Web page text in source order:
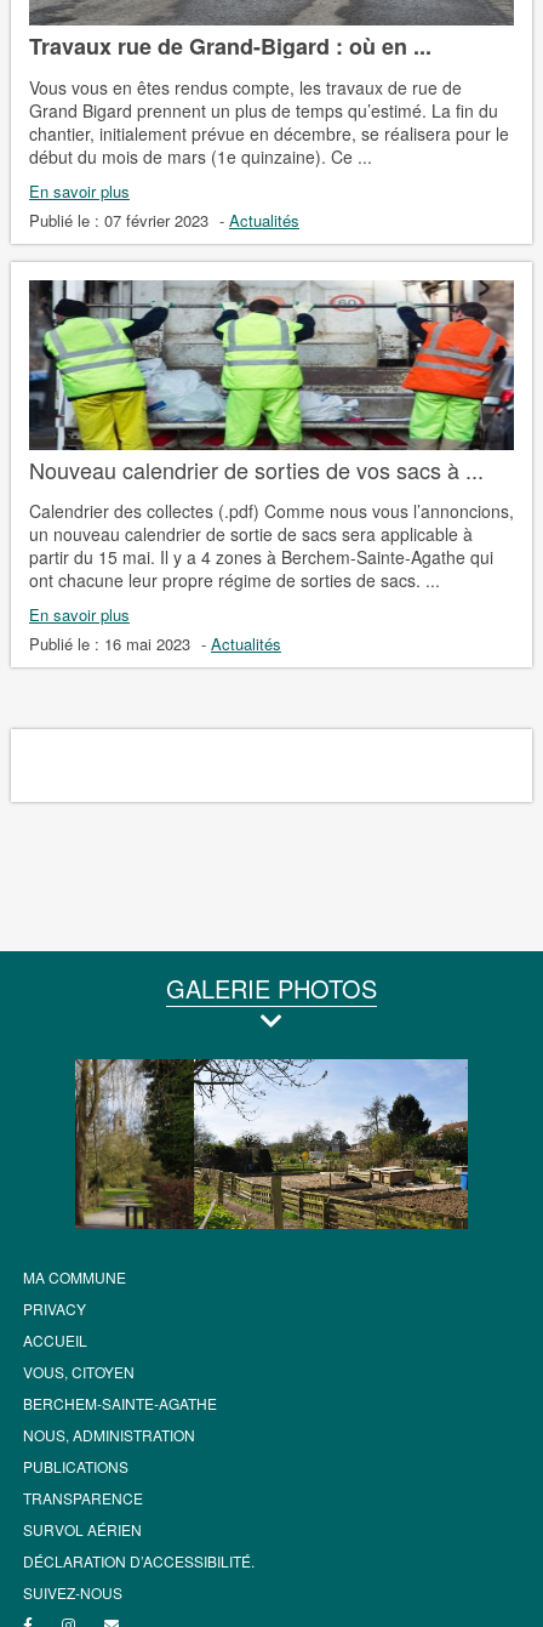
Travaux rue de Grand-Bigard : où en ...
Vous vous en êtes rendus compte, les travaux de rue de
Grand Bigard prennent un plus de temps qu’estimé. La fin du
chantier, initialement prévue en décembre, se réalisera pour le
début du mois de mars (1e quinzaine). Ce ...
En savoir plus
Publié le : 07 février 2023 - Actualités
Nouveau calendrier de sorties de vos sacs à ...
Calendrier des collectes (.pdf) Comme nous vous l’annoncions,
un nouveau calendrier de sortie de sacs sera applicable à
partir du 15 mai. Il y a 4 zones à Berchem-Sainte-Agathe qui
ont chacune leur propre régime de sorties de sacs. ...
En savoir plus
Publié le : 16 mai 2023 - Actualités
GALERIE PHOTOS
MA COMMUNE
PRIVACY
ACCUEIL
VOUS, CITOYEN
BERCHEM-SAINTE-AGATHE
NOUS, ADMINISTRATION
PUBLICATIONS
TRANSPARENCE
SURVOL AÉRIEN
DÉCLARATION D’ACCESSIBILITÉ.
SUIVEZ-NOUS